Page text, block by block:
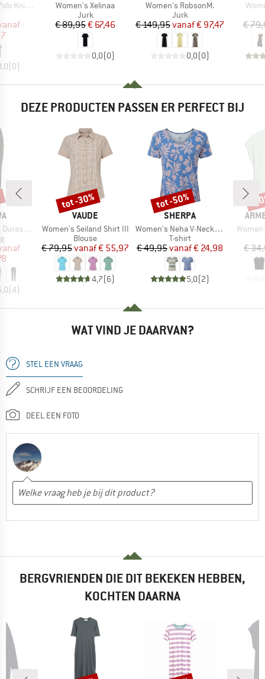
Dress
prijs
(0)
Artikel
Women's Xelinaa
Productgroep
Jurk
Prijs
€ 89,95Verlaagde prijs
€ 67,46
0,0(0)
Artikel
Women's RobsonM.
Productgroep
Jurk
Prijs
€ 149,95 Verlaagde prijs
vanaf€ 97,47
0,0(0)
€
DEZE PRODUCTEN PASSEN ER PERFECT BIJ
Tights
prijs
(4)
MERK
VAUDE
Artikel
Women's Seiland Shirt III
Productgroep
Blouse
Prijs
€ 79,95 Verlaagde prijs
vanaf€ 55,97
4,7(6)
Korting
tot -30%
MERK
SHERPA
Artikel
Women's Neha V-Neck Tee
Productgroep
T-shirt
Prijs
€ 49,95 Verlaagde prijs
vanaf€ 24,98
5,0(2)
Korting
tot -50%
Artikel
€
-
WAT VIND JE DAARVAN?
STEL EEN VRAAG
SCHRIJF EEN BEOORDELING
DEEL EEN FOTO
BERGVRIENDEN DIE DIT BEKEKEN HEBBEN,
KOCHTEN DAARNA